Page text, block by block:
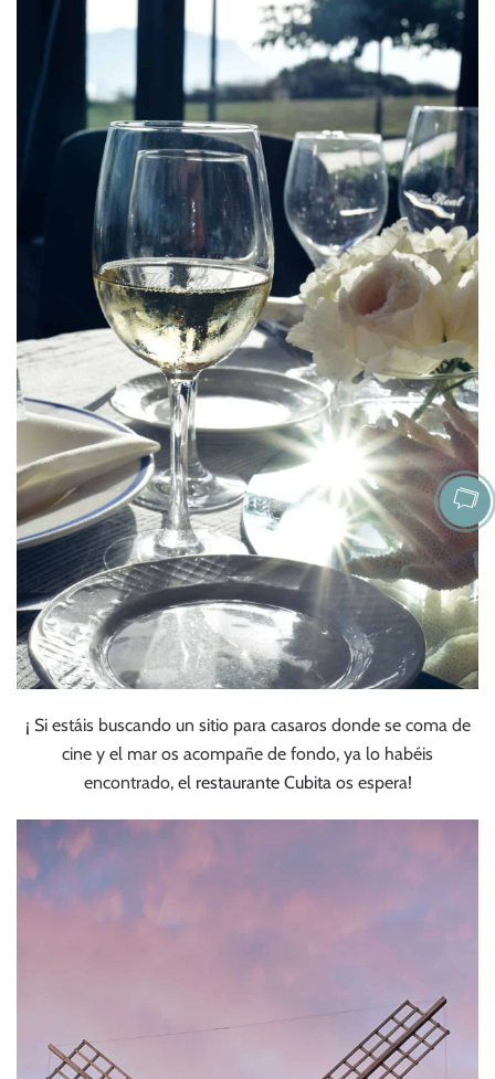
¡ Si estáis buscando un sitio para casaros donde se coma de
cine y el mar os acompañe de fondo, ya lo habéis
encontrado, elrestaurante Cubita os espera!